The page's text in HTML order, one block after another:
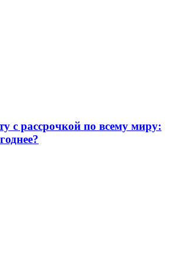
с рассрочкой по всему миру: